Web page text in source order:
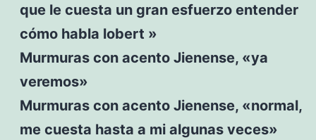
que le cuesta un gran esfuerzo entender
cómo habla lobert »
Murmuras con acento Jienense, «ya
veremos»
Murmuras con acento Jienense, «normal,
me cuesta hasta a mi algunas veces»